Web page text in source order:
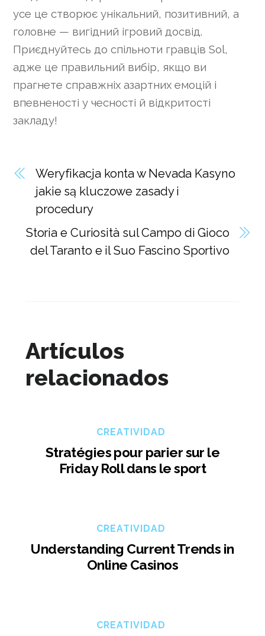
усе це створює унікальний, позитивний, а
головне — вигідний ігровий досвід.
Приєднуйтесь до спільноти гравців Sol,
адже це правильний вибір, якщо ви
прагнете справжніх азартних емоцій і
впевненості у чесності й відкритості
закладу!
Weryfikacja konta w Nevada Kasyno
jakie są kluczowe zasady i
procedury
Storia e Curiosità sul Campo di Gioco
del Taranto e il Suo Fascino Sportivo
Artículos
relacionados
CREATIVIDAD
Stratégies pour parier sur le
Friday Roll dans le sport
CREATIVIDAD
Understanding Current Trends in
Online Casinos
CREATIVIDAD